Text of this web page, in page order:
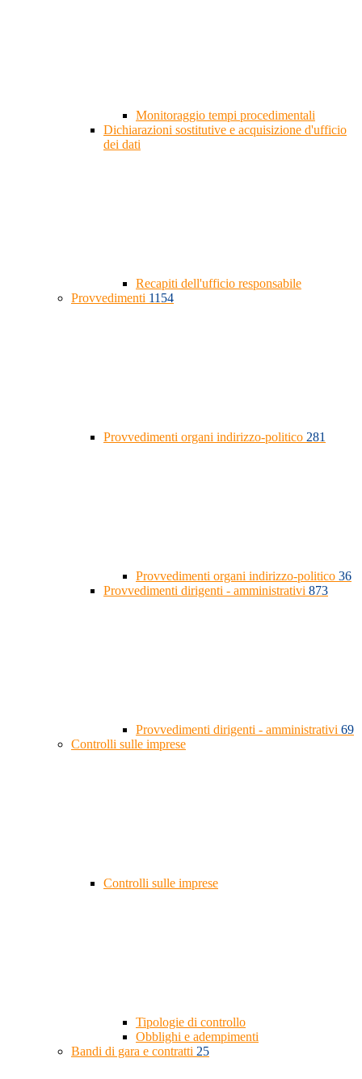
Monitoraggio tempi procedimentali
Dichiarazioni sostitutive e acquisizione d'ufficio
dei dati
Recapiti dell'ufficio responsabile
Provvedimenti 1154
Provvedimenti organi indirizzo-politico 281
Provvedimenti organi indirizzo-politico 36
Provvedimenti dirigenti - amministrativi 873
Provvedimenti dirigenti - amministrativi 69
Controlli sulle imprese
Controlli sulle imprese
Tipologie di controllo
Obblighi e adempimenti
Bandi di gara e contratti 25